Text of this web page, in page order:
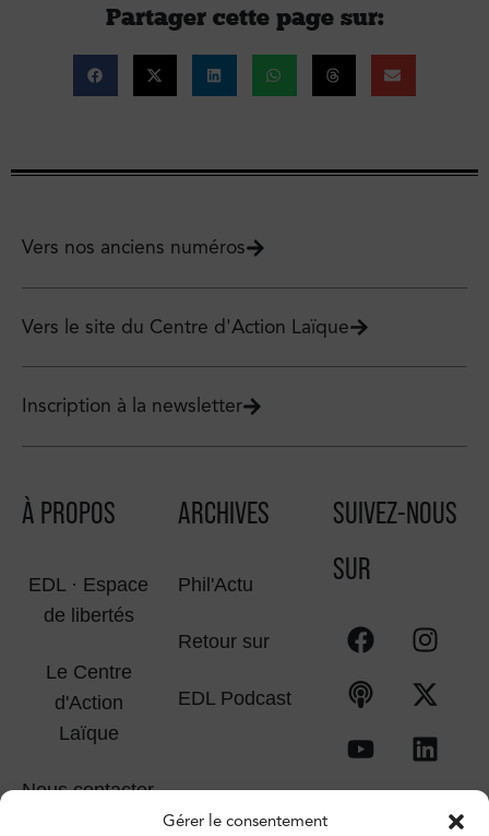
Gérer le consentement
Partager cette page sur :
Vers nos anciens numéros
Vers le site du Centre d'Action Laïque
Inscription à la newsletter
À PROPOS
EDL · Espace
de libertés
Le Centre
d'Action
Laïque
Nous contacter
ARCHIVES
Phil'Actu
Retour sur
EDL Podcast
SUIVEZ-NOUS
SUR